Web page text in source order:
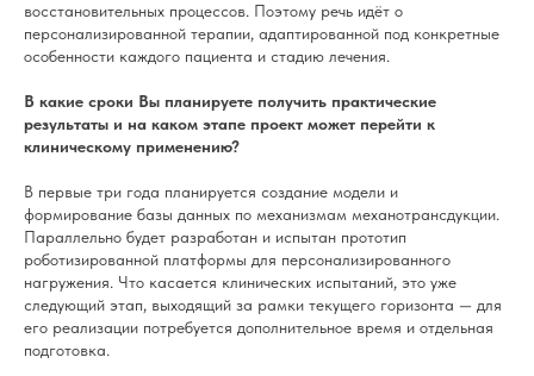
восстановительных процессов. Поэтому речь идёт о
персонализированной терапии, адаптированной под конкретные
особенности каждого пациента и стадию лечения.
В какие сроки Вы планируете получить практические
результаты и на каком этапе проект может перейти к
клиническому применению?
В первые три года планируется создание модели и
формирование базы данных по механизмам механотрансдукции.
Параллельно будет разработан и испытан прототип
роботизированной платформы для персонализированного
нагружения. Что касается клинических испытаний, это уже
следующий этап, выходящий за рамки текущего горизонта — для
его реализации потребуется дополнительное время и отдельная
подготовка.